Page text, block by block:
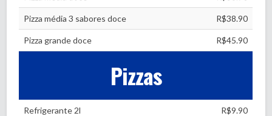
Pizza média 3 sabores doce R$38.90
Pizza grande doce R$45.90
Pizzas
Refrigerante 2l R$9.90